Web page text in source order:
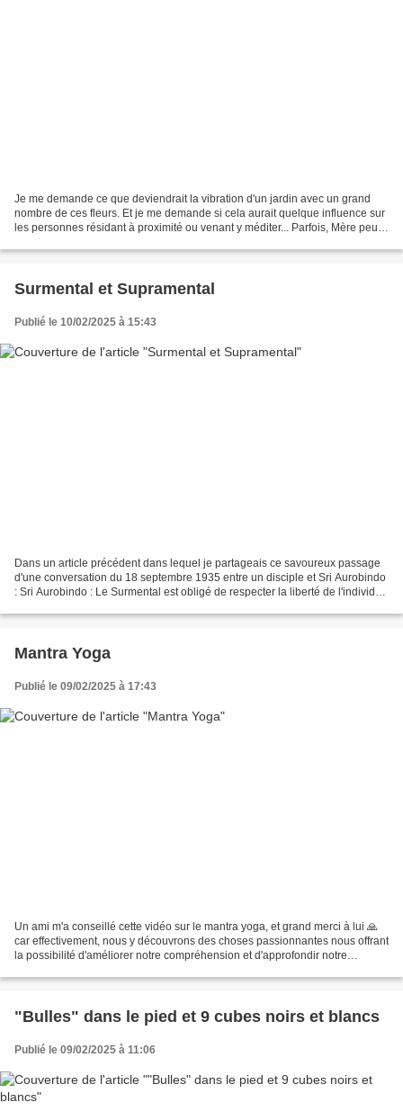
Je me demande ce que deviendrait la vibration d'un jardin avec un grand
nombre de ces fleurs. Et je me demande si cela aurait quelque influence sur
les personnes résidant à proximité ou venant y méditer... Parfois, Mère peut
Surmental et Supramental
Publié le 10/02/2025 à 15:43
Dans un article précédent dans lequel je partageais ce savoureux passage
d'une conversation du 18 septembre 1935 entre un disciple et Sri Aurobindo
: Sri Aurobindo : Le Surmental est obligé de respecter la liberté de l'individu,
Mantra Yoga
Publié le 09/02/2025 à 17:43
Un ami m'a conseillé cette vidéo sur le mantra yoga, et grand merci à lui 🙏
car effectivement, nous y découvrons des choses passionnantes nous offrant
la possibilité d'améliorer notre compréhension et d'approfondir notre
"Bulles" dans le pied et 9 cubes noirs et blancs
Publié le 09/02/2025 à 11:06